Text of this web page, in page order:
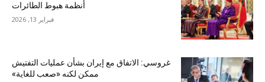
أنظمة هبوط الطائرات
فبراير 13, 2026
غروسي: الاتفاق مع إيران بشأن عمليات التفتيش
ممكن لكنه «صعب للغاية»